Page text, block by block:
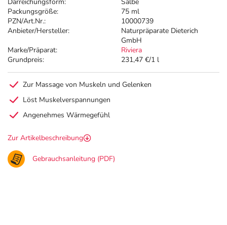
Packungsgröße:
75 ml
PZN/Art.Nr.:
10000739
Anbieter/Hersteller:
Naturpräparate Dieterich
GmbH
Marke/Präparat:
Riviera
Grundpreis:
231,47 €/1 l
Zur Massage von Muskeln und Gelenken
Löst Muskelverspannungen
Angenehmes Wärmegefühl
Zur Artikelbeschreibung
Gebrauchsanleitung (PDF)